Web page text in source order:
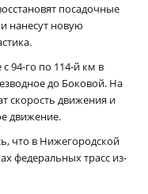
посадочные
нанесут новую
94-го по 114‑й км в
до Боковой. На
скорость движения и
движение.
что в Нижегородской
федеральных трасс из-